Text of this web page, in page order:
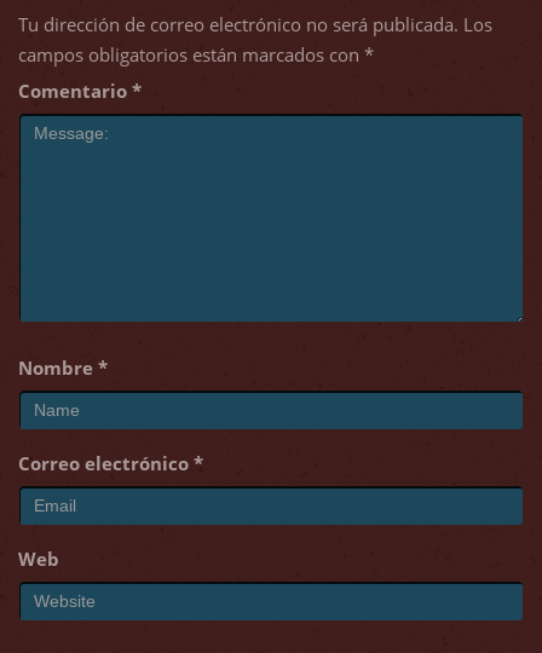
Tu dirección de correo electrónico no será publicada. Los
campos obligatorios están marcados con *
Comentario *
Nombre *
Correo electrónico *
Web